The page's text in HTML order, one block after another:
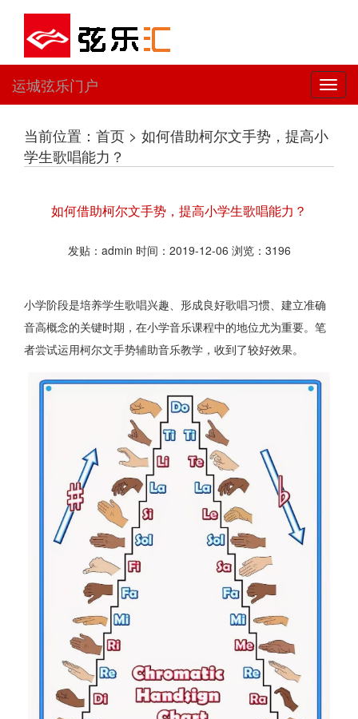
切
换
航
运城弦乐门户
当前位置：首页 > 如何借助柯尔文手势，提高小
学生歌唱能力？
如何借助柯尔文手势，提高小学生歌唱能力？
发贴：admin 时间：2019-12-06 浏览：3196
小学阶段是培养学生歌唱兴趣、形成良好歌唱习惯、建立准确
音高概念的关键时期，在小学音乐课程中的地位尤为重要。笔
者尝试运用柯尔文手势辅助音乐教学，收到了较好效果。